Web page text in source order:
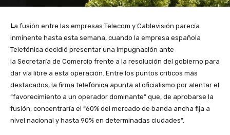
La fusión entre las empresas Telecom y Cablevisión parecía
inminente hasta esta semana, cuando la empresa española
Telefónica decidió presentar una impugnación ante
la Secretaría de Comercio frente a la resolución del gobierno para
dar vía libre a esta operación. Entre los puntos críticos más
destacados, la firma telefónica apunta al oficialismo por alentar el
“favorecimiento a un operador dominante” que, de aprobarse la
fusión, concentraría el “60% del mercado de banda ancha fija a
nivel nacional y hasta 90% en determinadas ciudades”.